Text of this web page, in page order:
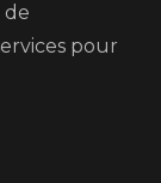
de
pour